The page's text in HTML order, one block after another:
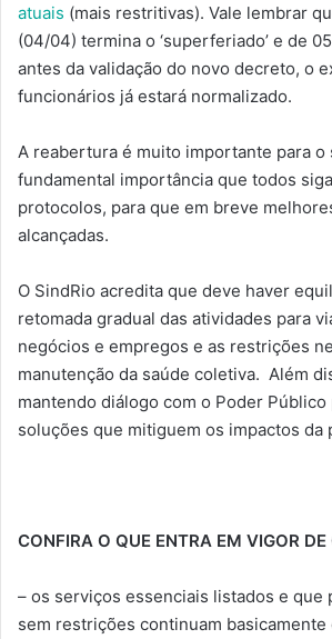
atuais (mais restritivas). Vale lembrar
(04/04) termina o ‘superferiado’ e de
antes da validação do novo decreto, o
funcionários já estará normalizado.
A reabertura é muito importante para o
fundamental importância que todos
protocolos, para que em breve
alcançadas.
O SindRio acredita que deve haver
retomada gradual das atividades para
negócios e empregos e as restrições
manutenção da saúde coletiva. Além
mantendo diálogo com o Poder
soluções que mitiguem os impactos da
CONFIRA O QUE ENTRA EM VIGOR
– os serviços essenciais listados e que
sem restrições continuam basicamente